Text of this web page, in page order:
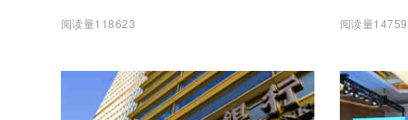
阅读量118623
体经济的支
持续改善，
阅读量